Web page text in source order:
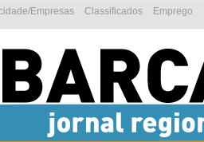
Emprego
Classificados
Empresas